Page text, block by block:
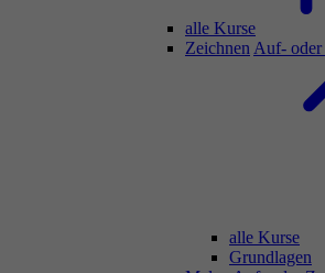
alle Kurse
Zeichnen Auf- oder
alle Kurse
Grundlagen